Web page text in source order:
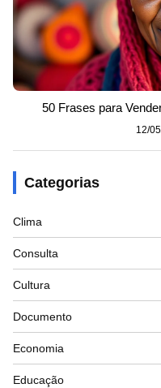
50 Frases para
12/
Categorias
Clima
Consulta
Cultura
Documento
Economia
Educação